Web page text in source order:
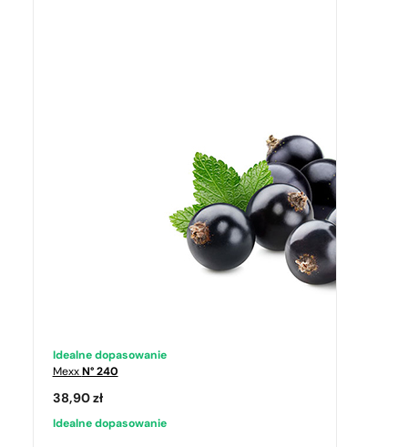
Idealne dopasowanie
Mexx N° 240
38,90 zł
Idealne dopasowanie